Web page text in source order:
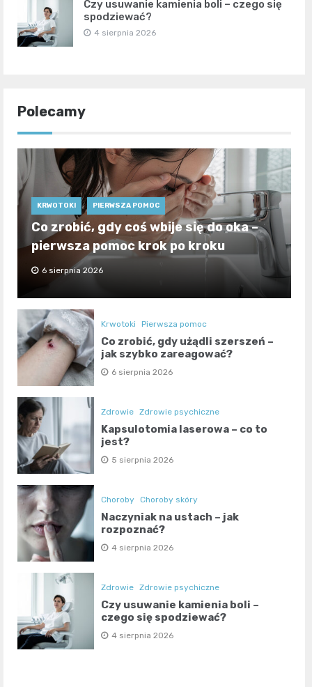
Czy usuwanie kamienia boli – czego się
spodziewać?
4 sierpnia 2026
Polecamy
KRWOTOKI PIERWSZA POMOC
Co zrobić, gdy coś wbije się do oka –
pierwsza pomoc krok po kroku
6 sierpnia 2026
Krwotoki Pierwsza pomoc
Co zrobić, gdy użądli szerszeń –
jak szybko zareagować?
6 sierpnia 2026
Zdrowie Zdrowie psychiczne
Kapsulotomia laserowa – co to
jest?
5 sierpnia 2026
Choroby Choroby skóry
Naczyniak na ustach – jak
rozpoznać?
4 sierpnia 2026
Zdrowie Zdrowie psychiczne
Czy usuwanie kamienia boli –
czego się spodziewać?
4 sierpnia 2026